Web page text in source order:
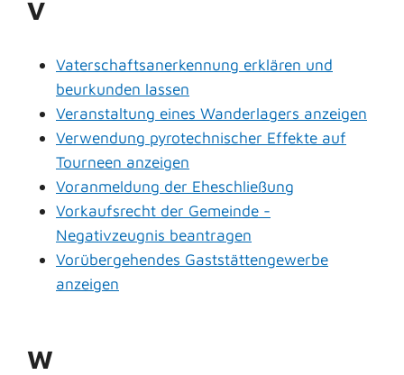
V
Vaterschaftsanerkennung erklären und
beurkunden lassen
Veranstaltung eines Wanderlagers anzeigen
Verwendung pyrotechnischer Effekte auf
Tourneen anzeigen
Voranmeldung der Eheschließung
Vorkaufsrecht der Gemeinde -
Negativzeugnis beantragen
Vorübergehendes Gaststättengewerbe
anzeigen
W